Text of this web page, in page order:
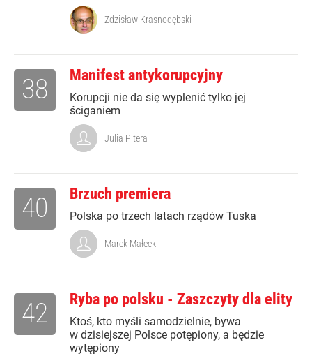
Zdzisław Krasnodębski
Manifest antykorupcyjny
Korupcji nie da się wyplenić tylko jej
ściganiem
38
Julia Pitera
Brzuch premiera
Polska po trzech latach rządów Tuska
40
Marek Małecki
Ryba po polsku - Zaszczyty dla elity
Ktoś, kto myśli samodzielnie, bywa
w dzisiejszej Polsce potępiony, a będzie
wytępiony
42